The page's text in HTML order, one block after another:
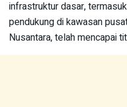
infrastruktur dasar,
pendukung di kawasan
Nusantara, telah mencapai